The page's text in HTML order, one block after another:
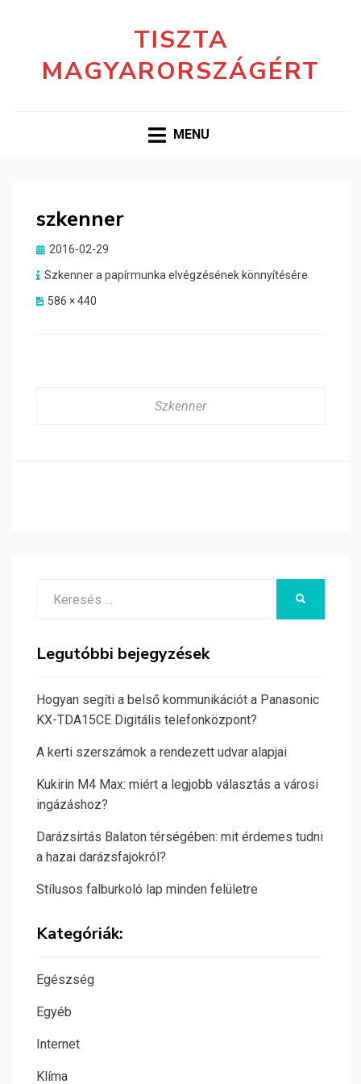
TISZTA
MAGYARORSZÁGÉRT
MENU
szkenner
Posted
2016-02-29
Szkenner a papírmunka elvégzésének könnyítésére
586 × 440
Szkenner
Legutóbbi bejegyzések
Hogyan segíti a belső kommunikációt a Panasonic
KX-TDA15CE Digitális telefonközpont?
A kerti szerszámok a rendezett udvar alapjai
Kukirin M4 Max: miért a legjobb választás a városi
ingázáshoz?
Darázsirtás Balaton térségében: mit érdemes tudni
a hazai darázsfajokról?
Stílusos falburkoló lap minden felületre
Kategóriák:
Egészség
Egyéb
Internet
Klíma